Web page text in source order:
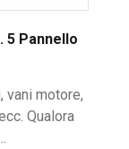
5 Pannello
vani motore,
Qualora